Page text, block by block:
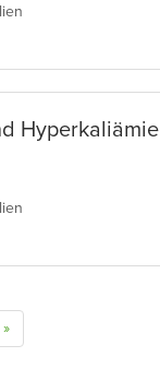
Hyperkaliämie
»